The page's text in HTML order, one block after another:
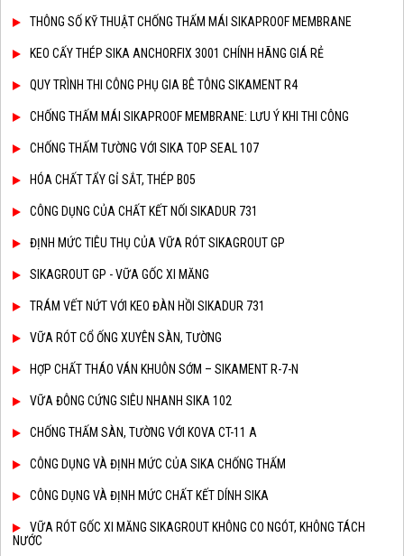
THÔNG SỐ KỸ THUẬT CHỐNG THẤM MÁI SIKAPROOF MEMBRANE
KEO CẤY THÉP SIKA ANCHORFIX 3001 CHÍNH HÃNG GIÁ RẺ
QUY TRÌNH THI CÔNG PHỤ GIA BÊ TÔNG SIKAMENT R4
CHỐNG THẤM MÁI SIKAPROOF MEMBRANE: LƯU Ý KHI THI CÔNG
CHỐNG THẤM TƯỜNG VỚI SIKA TOP SEAL 107
HÓA CHẤT TẨY GỈ SẮT, THÉP B05
CÔNG DỤNG CỦA CHẤT KẾT NỐI SIKADUR 731
ĐỊNH MỨC TIÊU THỤ CỦA VỮA RÓT SIKAGROUT GP
SIKAGROUT GP - VỮA GỐC XI MĂNG
TRÁM VẾT NỨT VỚI KEO ĐÀN HỒI SIKADUR 731
VỮA RÓT CỔ ỐNG XUYÊN SÀN, TƯỜNG
HỢP CHẤT THÁO VÁN KHUÔN SỚM – SIKAMENT R-7-N
VỮA ĐÔNG CỨNG SIÊU NHANH SIKA 102
CHỐNG THẤM SÀN, TƯỜNG VỚI KOVA CT-11 A
CÔNG DỤNG VÀ ĐỊNH MỨC CỦA SIKA CHỐNG THẤM
CÔNG DỤNG VÀ ĐỊNH MỨC CHẤT KẾT DÍNH SIKA
VỮA RÓT GỐC XI MĂNG SIKAGROUT KHÔNG CO NGÓT, KHÔNG TÁCH
NƯỚC